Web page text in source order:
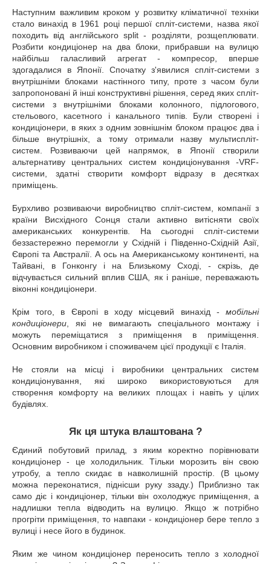
Наступним важливим кроком у розвитку кліматичної техніки
стало винахід в 1961 році першої спліт-системи, назва якої
походить від англійського split - розділяти, розщеплювати.
Розбити кондиціонер на два блоки, прибравши на вулицю
найбільш галасливий агрегат - компресор, вперше
здогадалися в Японії. Спочатку з'явилися спліт-системи з
внутрішніми блоками настінного типу, проте з часом були
запропоновані й інші конструктивні рішення, серед яких спліт-
системи з внутрішніми блоками колонного, підлогового,
стельового, касетного і канального типів. Були створені і
кондиціонери, в яких з одним зовнішнім блоком працює два і
більше внутрішніх, а тому отримали назву мультиспліт-
систем. Розвиваючи цей напрямок, в Японії створили
альтернативу центральних систем кондиціонування -VRF-
системи, здатні створити комфорт відразу в десятках
приміщень.
Бурхливо розвиваючи виробництво спліт-систем, компанії з
країни Висхідного Сонця стали активно витісняти своїх
американських конкурентів. На сьогодні спліт-системи
беззастережно перемогли у Східній і Південно-Східній Азії,
Європі та Австралії. А ось на Американському континенті, на
Тайвані, в Гонконгу і на Близькому Сході, - скрізь, де
відчувається сильний вплив США, як і раніше, переважають
віконні кондиціонери.
Крім того, в Європі в ходу місцевий винахід - мобільні
кондиціонери, які не вимагають спеціального монтажу і
можуть переміщатися з приміщення в приміщення.
Основним виробником і споживачем цієї продукції є Італія.
Не стояли на місці і виробники центральних систем
кондиціонування, які широко використовуються для
створення комфорту на великих площах і навіть у цілих
будівлях.
Як ця штука влаштована ?
Єдиний побутовий прилад, з яким коректно порівнювати
кондиціонер - це холодильник. Тільки морозить він свою
утробу, а тепло скидає в навколишній простір. (В цьому
можна переконатися, піднісши руку ззаду.) Приблизно так
само діє і кондиціонер, тільки він охолоджує приміщення, а
надлишки тепла відводить на вулицю. Якщо ж потрібно
прогріти приміщення, то навпаки - кондиціонер бере тепло з
вулиці і несе його в будинок.
Яким же чином кондиціонер переносить тепло з холодної